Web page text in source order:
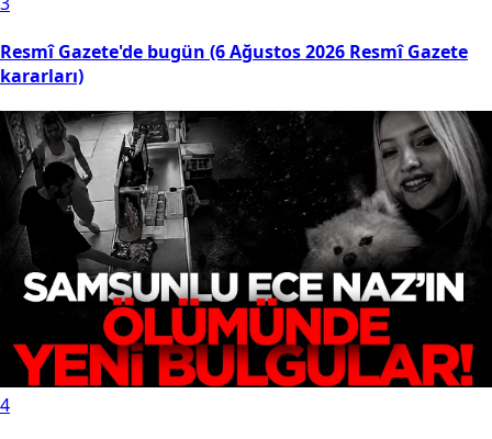
Resmî Gazete'de bugün (6 Ağustos 2026 Resmî Gazete
kararları)
4